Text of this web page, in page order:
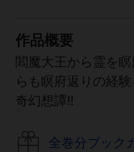
作品概要
閻魔大王から霊を
らも瞑府返りの経
奇幻想譚!!
全巻分ブック